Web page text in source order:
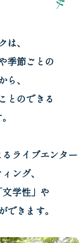
、
季節ごとの
、
とのできる
ライブエンター
ング、
学性」や
できます。